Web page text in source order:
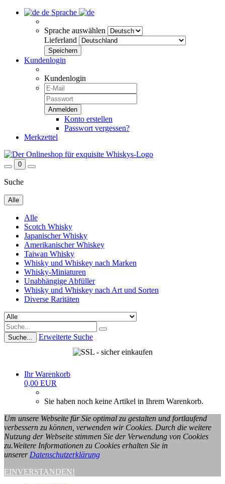
de Sprache
Sprache auswählen
Lieferland
Kundenlogin
Kundenlogin
Konto erstellen
Passwort vergessen?
Merkzettel
0
Suche
Alle
Alle
Scotch Whisky
Japanischer Whisky
Amerikanischer Whiskey
Taiwan Whisky
Whisky und Whiskey nach Marken
Whisky-Miniaturen
Unabhängige Abfüller
Whisky und Whiskey nach Art und Sorten
Diverse Raritäten
Suche... Erweiterte Suche
Ihr Warenkorb
0,00 EUR
Sie haben noch keine Artikel in Ihrem Warenkorb.
Um unsere Webseite für Sie optimal zu gestalten und fortlaufend
verbessern zu können, verwenden wir Cookies. Durch die weitere
Nutzung der Webseite stimmen Sie der Verwendung von Cookies
zu.Weitere Informationen zu Cookies erhalten Sie in
unserer Datenschutzerklärung
EINVERSTANDEN!